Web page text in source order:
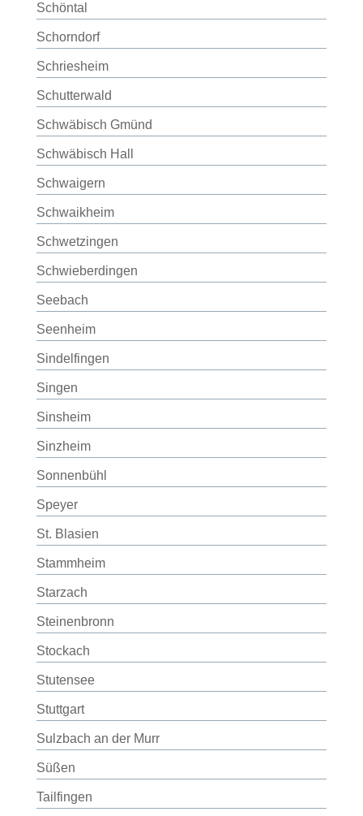
Schöntal
Schorndorf
Schriesheim
Schutterwald
Schwäbisch Gmünd
Schwäbisch Hall
Schwaigern
Schwaikheim
Schwetzingen
Schwieberdingen
Seebach
Seenheim
Sindelfingen
Singen
Sinsheim
Sinzheim
Sonnenbühl
Speyer
St. Blasien
Stammheim
Starzach
Steinenbronn
Stockach
Stutensee
Stuttgart
Sulzbach an der Murr
Süßen
Tailfingen